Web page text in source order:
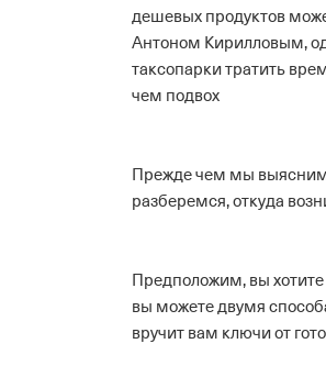
дешевых продуктов
Антоном Кирилловым,
таксопарки тратить
чем подвох
Прежде чем мы выясним,
разберемся, откуда
Предположим, вы хотите
вы можете двумя
вручит вам ключи от